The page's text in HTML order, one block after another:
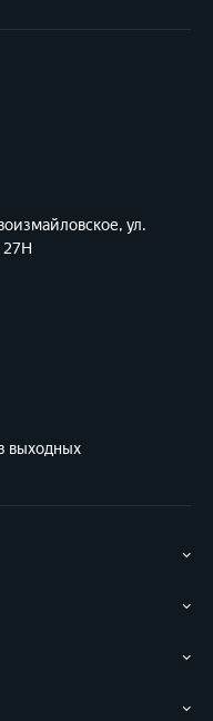
ул.
27Н
выходных